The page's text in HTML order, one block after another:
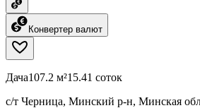
Конвертер валют
Дача107.2 м²15.41 соток
с/т Черница, Минский р-н, Минская